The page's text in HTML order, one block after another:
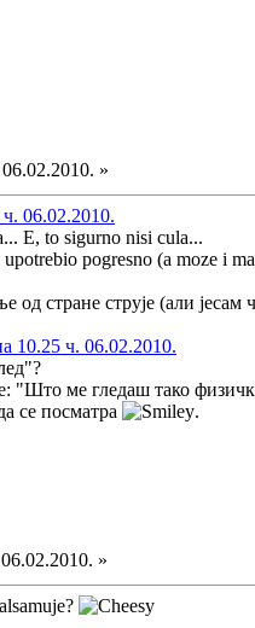
»
06.02.2010.
E, to sigurno nisi cula...
pogresno (a moze i
од стране струје (али
10.25 ч. 06.02.2010.
"Што ме гледаш тако
се посматра
.
»